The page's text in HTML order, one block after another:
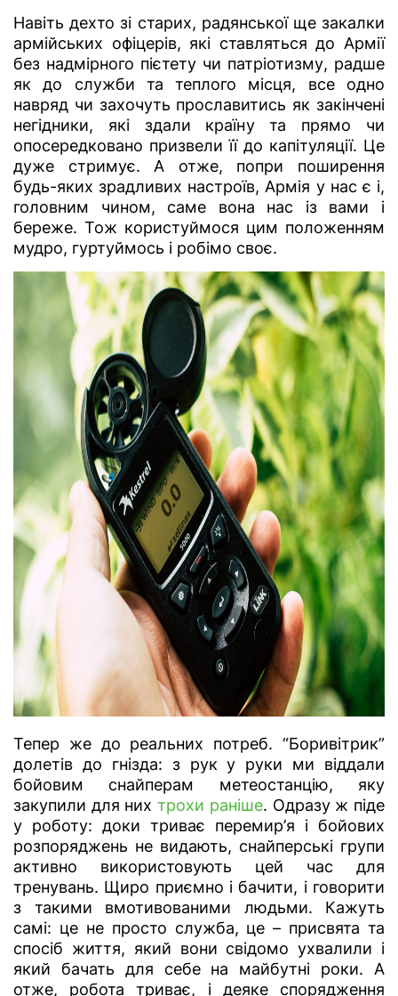
Навіть дехто зі старих, радянської ще закалки
армійських офіцерів, які ставляться до Армії
без надмірного пієтету чи патріотизму, радше
як до служби та теплого місця, все одно
навряд чи захочуть прославитись як закінчені
негідники, які здали країну та прямо чи
опосередковано призвели її до капітуляції. Це
дуже стримує. А отже, попри поширення
будь-яких зрадливих настроїв, Армія у нас є і,
головним чином, саме вона нас із вами і
береже. Тож користуймося цим положенням
мудро, гуртуймось і робімо своє.
Тепер же до реальних потреб. “Боривітрик”
долетів до гнізда: з рук у руки ми віддали
бойовим снайперам метеостанцію, яку
закупили для нихтрохи раніше. Одразу ж піде
у роботу: доки триває перемир’я і бойових
розпоряджень не видають, снайперські групи
активно використовують цей час для
тренувань. Щиро приємно і бачити, і говорити
з такими вмотивованими людьми. Кажуть
самі: це не просто служба, це – присвята та
спосіб життя, який вони свідомо ухвалили і
який бачать для себе на майбутні роки. А
отже, робота триває, і деяке спорядження